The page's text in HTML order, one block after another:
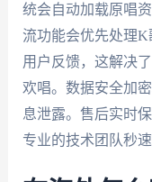
统会自动加载原唱
流功能会优先处理
用户反馈，这解决
欢唱。数据安全加
息泄露。售后实时
专业的技术团队秒速